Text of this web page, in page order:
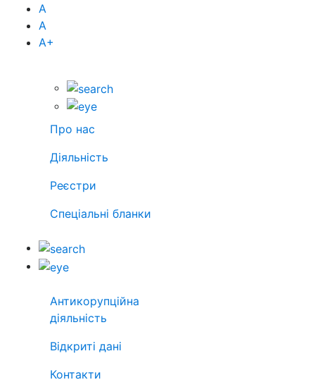
А
А
А+
Про нас
Діяльність
Реєстри
Спеціальні бланки
Антикорупційна
діяльність
Відкриті дані
Контакти